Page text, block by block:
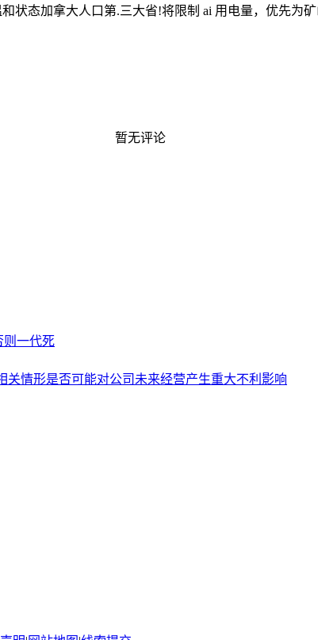
状态加拿大人口第.三大省!将限制 ai 用电量，优先为
暂无评论
则一代死
关情形是否可能对公司未来经营产生重大不利影响